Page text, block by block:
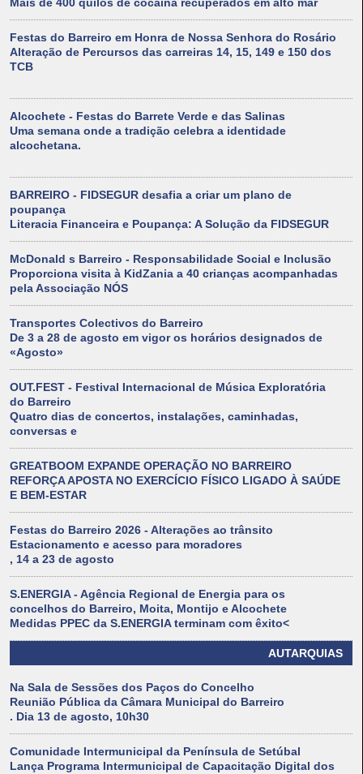
Mais de 400 quilos de cocaína recuperados em alto mar
Festas do Barreiro em Honra de Nossa Senhora do Rosário
Alteração de Percursos das carreiras 14, 15, 149 e 150 dos
TCB
Alcochete - Festas do Barrete Verde e das Salinas
Uma semana onde a tradição celebra a identidade
alcochetana.
BARREIRO - FIDSEGUR desafia a criar um plano de
poupança
Literacia Financeira e Poupança: A Solução da FIDSEGUR
McDonald s Barreiro - Responsabilidade Social e Inclusão
Proporciona visita à KidZania a 40 crianças acompanhadas
pela Associação NÓS
Transportes Colectivos do Barreiro
De 3 a 28 de agosto em vigor os horários designados de
«Agosto»
OUT.FEST - Festival Internacional de Música Exploratória
do Barreiro
Quatro dias de concertos, instalações, caminhadas,
conversas e
GREATBOOM EXPANDE OPERAÇÃO NO BARREIRO
REFORÇA APOSTA NO EXERCÍCIO FÍSICO LIGADO À SAÚDE
E BEM-ESTAR
Festas do Barreiro 2026 - Alterações ao trânsito
Estacionamento e acesso para moradores
, 14 a 23 de agosto
S.ENERGIA - Agência Regional de Energia para os
concelhos do Barreiro, Moita, Montijo e Alcochete
Medidas PPEC da S.ENERGIA terminam com êxito<
AUTARQUIAS
Na Sala de Sessões dos Paços do Concelho
Reunião Pública da Câmara Municipal do Barreiro
. Dia 13 de agosto, 10h30
Comunidade Intermunicipal da Península de Setúbal
Lança Programa Intermunicipal de Capacitação Digital dos